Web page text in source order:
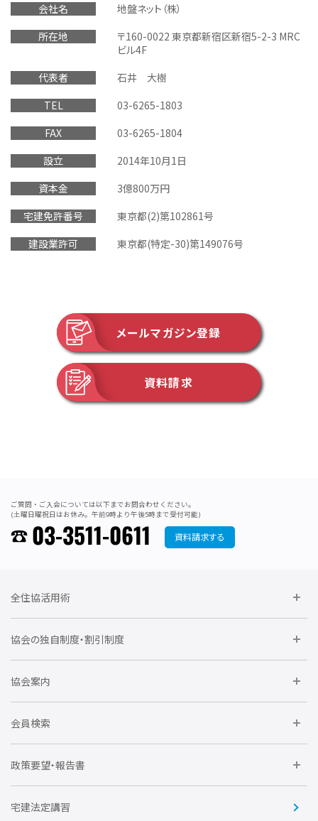
会社名
地盤ネット（株）
所在地
〒160-0022 東京都新宿区新宿5-2-3 MRC
ビル4F
代表者
石井 大樹
TEL
03-6265-1803
FAX
03-6265-1804
設立
2014年10月1日
資本金
3億800万円
宅建免許番号
東京都(2)第102861号
建設業許可
東京都(特定-30)第149076号
メールマガジン登録
資料請求
ご質問・ご入会については以下までお問合わせください。
(土曜日曜祝日はお休み。午前9時より午後5時まで受付可能)
03-3511-0611 資料請求する
全住協活用術
委員会に参加しよう
要望活動に参加しよう
協会の独自制度・割引制度
住宅瑕疵担保責任保険割引制度
全住協NET
不動産後見アドバイザー資格講習
会
全住協ビジネスショップ
協会案内
運営組織
トライアル会員制度
会員検索
企業会員
賛助会員
政策要望・報告書
住宅・土地税制改正要望
宅建法定講習